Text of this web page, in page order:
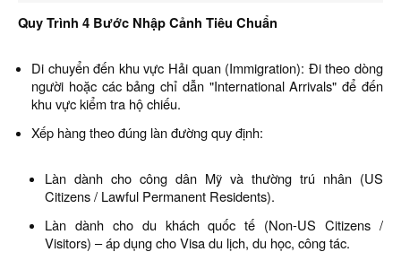
Quy Trình 4 Bước Nhập Cảnh Tiêu Chuẩn
Di chuyển đến khu vực Hải quan (Immigration): Đi theo dòng
người hoặc các bảng chỉ dẫn "International Arrivals" để đến
khu vực kiểm tra hộ chiếu.
Xếp hàng theo đúng làn đường quy định:
Làn dành cho công dân Mỹ và thường trú nhân (US
Citizens / Lawful Permanent Residents).
Làn dành cho du khách quốc tế (Non-US Citizens /
Visitors) – áp dụng cho Visa du lịch, du học, công tác.